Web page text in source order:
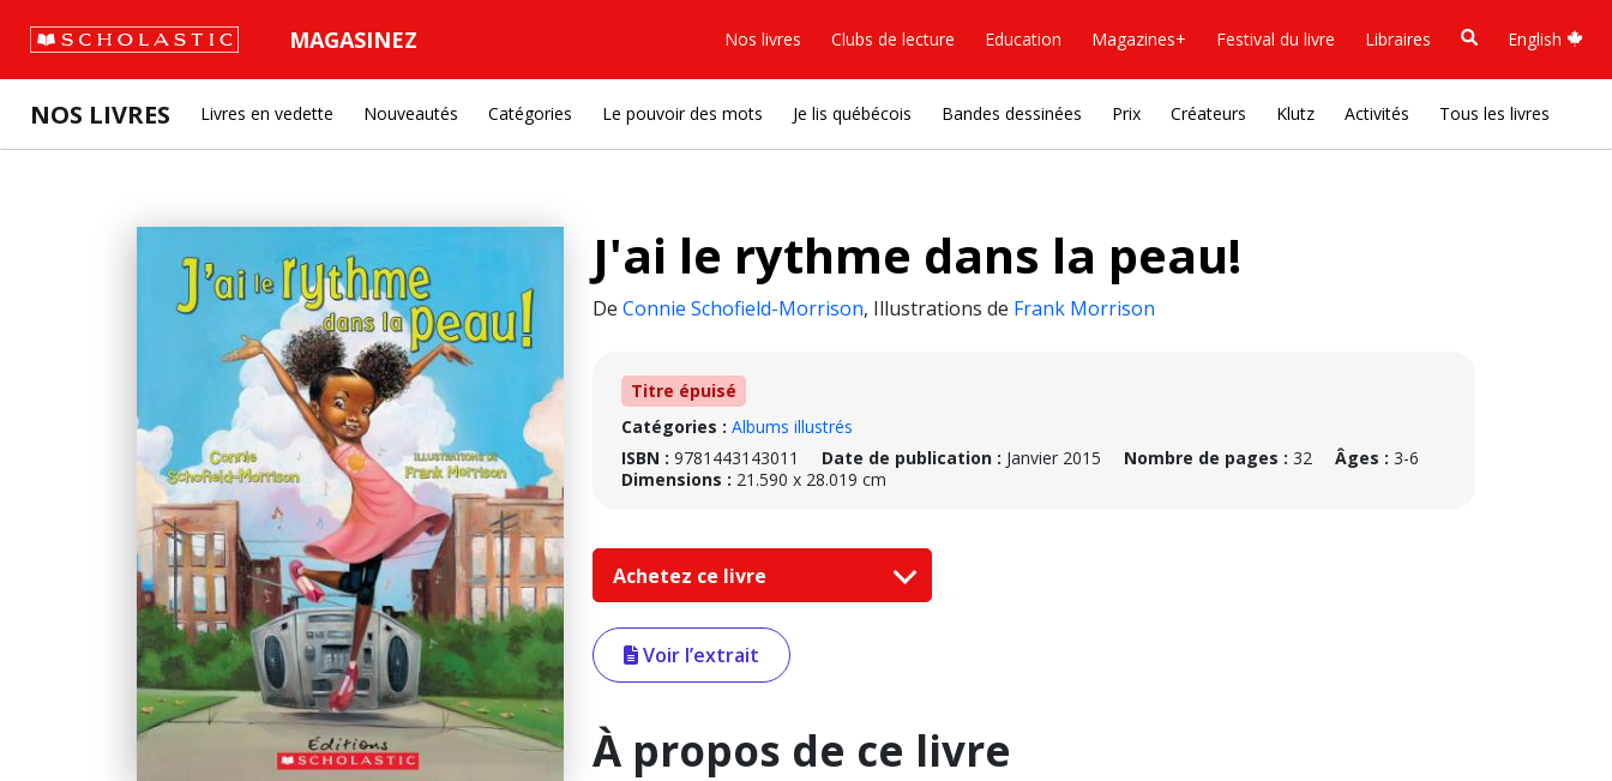
MAGASINEZ Nos livres Clubs de lecture Education Magazines+ Festival du livre Libraires English
NOS LIVRES Livres en vedette Nouveautés Catégories Le pouvoir des mots Je lis québécois Bandes dessinées Prix Créateurs Klutz Activités Tous les livres
J'ai le rythme dans la peau!
De Connie Schofield-Morrison, Illustrations de Frank Morrison
Titre épuisé
Catégories : Albums illustrés
ISBN : 9781443143011 Date de publication : Janvier 2015 Nombre de pages : 32 Âges : 3-6
Dimensions : 21.590 x 28.019 cm
Achetez ce livre
Voir l’extrait
À propos de ce livre